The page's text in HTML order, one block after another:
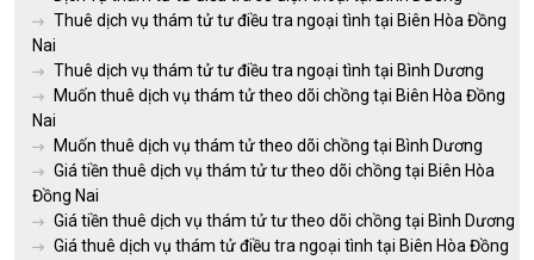
Thuê dịch vụ thám tử tư điều tra ngoại tình tại Biên Hòa Đồng
Nai
Thuê dịch vụ thám tử tư điều tra ngoại tình tại Bình Dương
Muốn thuê dịch vụ thám tử theo dõi chồng tại Biên Hòa Đồng
Nai
Muốn thuê dịch vụ thám tử theo dõi chồng tại Bình Dương
Giá tiền thuê dịch vụ thám tử tư theo dõi chồng tại Biên Hòa
Đồng Nai
Giá tiền thuê dịch vụ thám tử tư theo dõi chồng tại Bình Dương
Giá thuê dịch vụ thám tử điều tra ngoại tình tại Biên Hòa Đồng